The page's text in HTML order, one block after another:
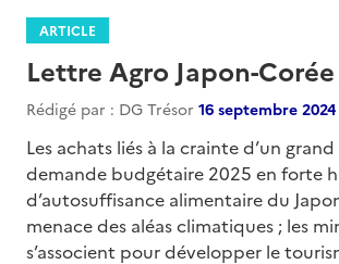
ARTICLE
Lettre Agro Japon-
Rédigé par : DG Trésor 16 septembre 2024
Les achats liés à la crainte d’un
demande budgétaire 2025 en forte
d’autosuffisance alimentaire du
menace des aléas climatiques ; les
s’associent pour développer le